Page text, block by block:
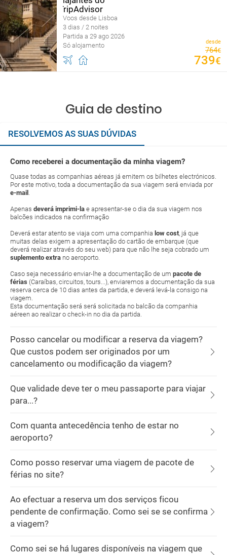
Voos desde Lisboa
3 dias / 2 noites
Partida a 29 ago 2026
Só alojamento
desde
764€
739€
Guia de destino
RESOLVEMOS AS SUAS DÚVIDAS
Como receberei a documentação da minha viagem?
Quase todas as companhias aéreas já emitem os bilhetes electrónicos.
Por este motivo, toda a documentação da sua viagem será enviada por
e-mail .
Apenas deverá imprimi-la e apresentar-se o dia da sua viagem nos
balcões indicados na confirmação
Deverá estar atento se viaja com uma companhia low cost, já que
muitas delas exigem a apresentação do cartão de embarque (que
deverá realizar através do seu web) para que não lhe seja cobrado um
suplemento extra no aeroporto.
Caso seja necessário enviar-lhe a documentação de um pacote de
férias (Caraíbas, circuitos, tours...), enviaremos a documentação da sua
reserva cerca de 10 dias antes da partida, e deverá levá-la consigo na
viagem.
Esta documentação será será solicitada no balcão da companhia
aéreen ao realizar o check-in no dia da partida.
Posso cancelar ou modificar a reserva da viagem?
Que custos podem ser originados por um
cancelamento ou modificação da viagem?
Que validade deve ter o meu passaporte para viajar
para...?
Com quanta antecedência tenho de estar no
aeroporto?
Como posso reservar uma viagem de pacote de
férias no site?
Ao efectuar a reserva um dos serviços ficou
pendente de confirmação. Como sei se se confirma
a viagem?
Como sei se há lugares disponíveis na viagem que